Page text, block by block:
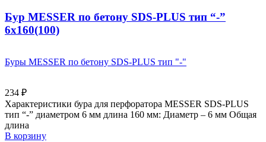
Бур MESSER по бетону SDS-PLUS тип “-”
6х160(100)
Буры MESSER по бетону SDS-PLUS тип "-"
234 ₽
Характеристики бура для перфоратора MESSER SDS-PLUS
тип “-” диаметром 6 мм длина 160 мм: Диаметр – 6 мм Общая
длина
В корзину